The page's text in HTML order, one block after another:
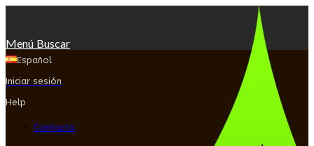
Menú Buscar
Español
Iniciar sesión
Help
Contacto